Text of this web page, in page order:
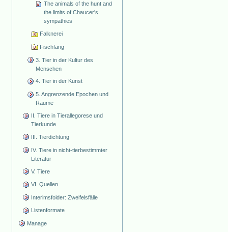
The animals of the hunt and
the limits of Chaucer's
sympathies
Falknerei
Fischfang
3. Tier in der Kultur des
Menschen
4. Tier in der Kunst
5. Angrenzende Epochen und
Räume
II. Tiere in Tierallegorese und
Tierkunde
III. Tierdichtung
IV. Tiere in nicht-tierbestimmter
Literatur
V. Tiere
VI. Quellen
Interimsfolder: Zweifelsfälle
Listenformate
Manage